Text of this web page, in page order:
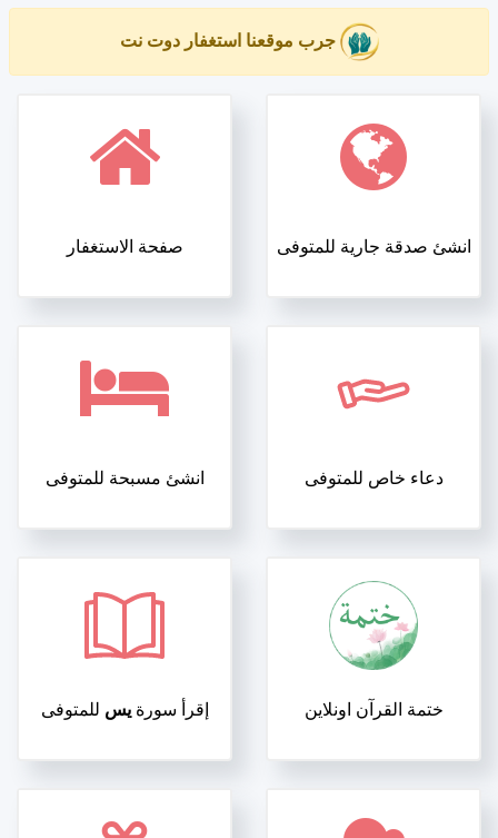
جرب موقعنا استغفار دوت نت
صفحة الاستغفار انشئ صدقة جارية للمتوفى
انشئ مسبحة للمتوفى دعاء خاص للمتوفى
إقرأ سورةيس للمتوفى ختمة القرآن اونلاين